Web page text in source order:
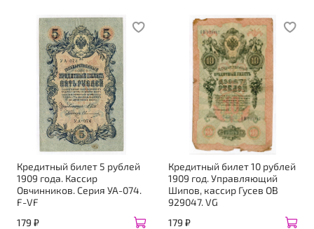
Кредитный билет 5 рублей
1909 года. Кассир
Овчинников. Серия УА-074.
F-VF
179 ₽
Кредитный билет 10 рублей
1909 год. Управляющий
Шипов, кассир Гусев ОВ
929047. VG
179 ₽